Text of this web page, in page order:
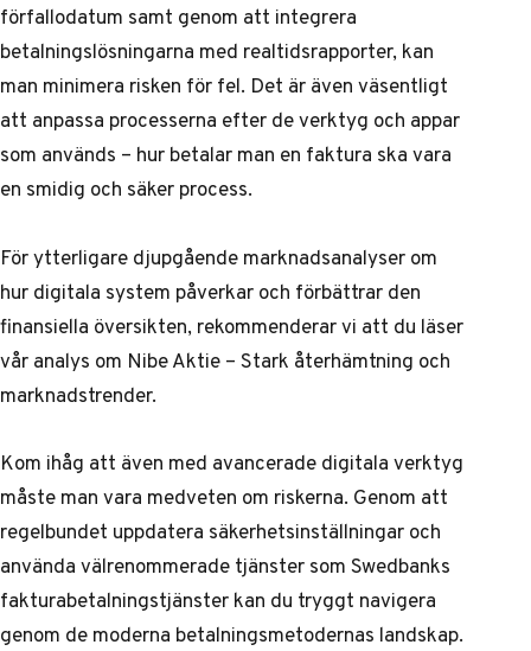
förfallodatum samt genom att integrera
betalningslösningarna med realtidsrapporter, kan
man minimera risken för fel. Det är även väsentligt
att anpassa processerna efter de verktyg och appar
som används – hur betalar man en faktura ska vara
en smidig och säker process.
För ytterligare djupgående marknadsanalyser om
hur digitala system påverkar och förbättrar den
finansiella översikten, rekommenderar vi att du läser
våranalys om Nibe Aktie – Stark återhämtning och
marknadstrender.
Kom ihåg att även med avancerade digitala verktyg
måste man vara medveten om riskerna. Genom att
regelbundet uppdatera säkerhetsinställningar och
använda välrenommerade tjänster somSwedbanks
fakturabetalningstjänsterkan du tryggt navigera
genom de moderna betalningsmetodernas landskap.